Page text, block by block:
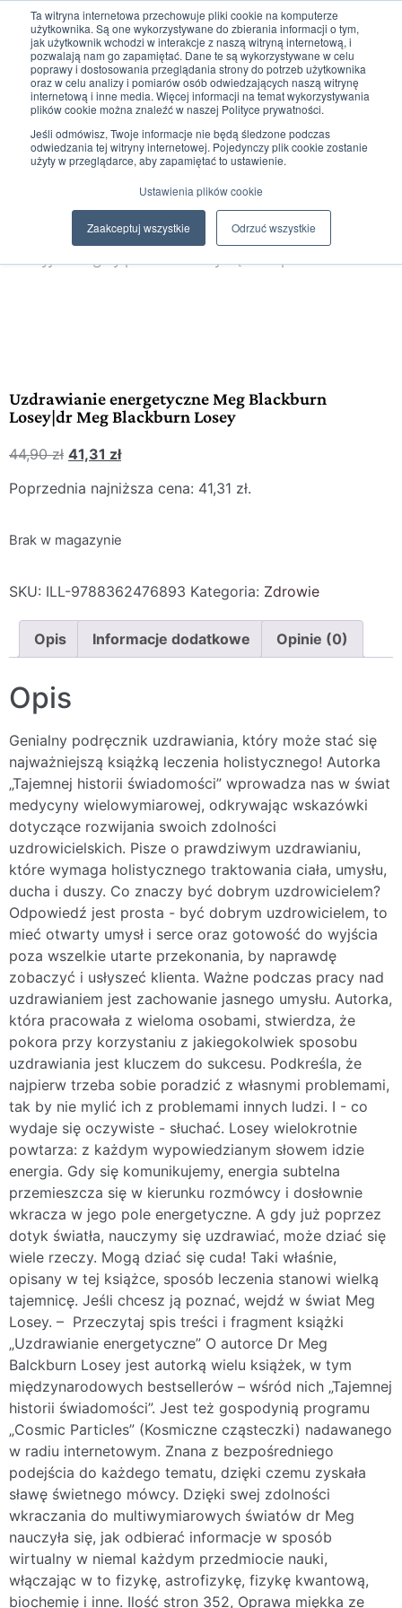
Ta witryna internetowa przechowuje pliki cookie na komputerze
użytkownika. Są one wykorzystywane do zbierania informacji o tym,
jak użytkownik wchodzi w interakcje z naszą witryną internetową, i
pozwalają nam go zapamiętać. Dane te są wykorzystywane w celu
poprawy i dostosowania przeglądania strony do potrzeb użytkownika
oraz w celu analizy i pomiarów osób odwiedzających naszą witrynę
internetową i inne media. Więcej informacji na temat wykorzystywania
plików cookie można znaleźć w naszej Polityce prywatności.
Jeśli odmówisz, Twoje informacje nie będą śledzone podczas
odwiedzania tej witryny internetowej. Pojedynczy plik cookie zostanie
użyty w przeglądarce, aby zapamiętać to ustawienie.
Ustawienia plików cookie
Zaakceptuj wszystkie Odrzuć wszystkie
Szczegóły produktu
Uzdrawianie energetyczne Meg Blackburn
Losey|dr Meg Blackburn Losey
44,90zł 41,31 zł
Poprzednia najniższa cena: 41,31 zł.
Brak w magazynie
SKU: ILL-9788362476893 Kategoria: Zdrowie
Opis Informacje dodatkowe Opinie (0)
Opis
Genialny podręcznik uzdrawiania, który może stać się
najważniejszą książką leczenia holistycznego! Autorka
„Tajemnej historii świadomości” wprowadza nas w świat
medycyny wielowymiarowej, odkrywając wskazówki
dotyczące rozwijania swoich zdolności
uzdrowicielskich. Pisze o prawdziwym uzdrawianiu,
które wymaga holistycznego traktowania ciała, umysłu,
ducha i duszy. Co znaczy być dobrym uzdrowicielem?
Odpowiedź jest prosta - być dobrym uzdrowicielem, to
mieć otwarty umysł i serce oraz gotowość do wyjścia
poza wszelkie utarte przekonania, by naprawdę
zobaczyć i usłyszeć klienta. Ważne podczas pracy nad
uzdrawianiem jest zachowanie jasnego umysłu. Autorka,
która pracowała z wieloma osobami, stwierdza, że
pokora przy korzystaniu z jakiegokolwiek sposobu
uzdrawiania jest kluczem do sukcesu. Podkreśla, że
najpierw trzeba sobie poradzić z własnymi problemami,
tak by nie mylić ich z problemami innych ludzi. I - co
wydaje się oczywiste - słuchać. Losey wielokrotnie
powtarza: z każdym wypowiedzianym słowem idzie
energia. Gdy się komunikujemy, energia subtelna
przemieszcza się w kierunku rozmówcy i dosłownie
wkracza w jego pole energetyczne. A gdy już poprzez
dotyk światła, nauczymy się uzdrawiać, może dziać się
wiele rzeczy. Mogą dziać się cuda! Taki właśnie,
opisany w tej książce, sposób leczenia stanowi wielką
tajemnicę. Jeśli chcesz ją poznać, wejdź w świat Meg
Losey. – Przeczytaj spis treści i fragment książki
„Uzdrawianie energetyczne” O autorce Dr Meg
Balckburn Losey jest autorką wielu książek, w tym
międzynarodowych bestsellerów – wśród nich „Tajemnej
historii świadomości”. Jest też gospodynią programu
„Cosmic Particles” (Kosmiczne cząsteczki) nadawanego
w radiu internetowym. Znana z bezpośredniego
podejścia do każdego tematu, dzięki czemu zyskała
sławę świetnego mówcy. Dzięki swej zdolności
wkraczania do multiwymiarowych światów dr Meg
nauczyła się, jak odbierać informacje w sposób
wirtualny w niemal każdym przedmiocie nauki,
włączając w to fizykę, astrofizykę, fizykę kwantową,
biochemię i inne. Ilość stron 352, Oprawa miękka ze